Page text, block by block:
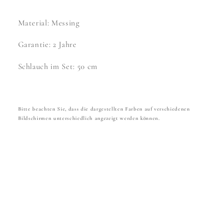
Material: Messing
Garantie: 2 Jahre
Schlauch im Set: 50 cm
Bitte beachten Sie, dass die dargestellten Farben auf verschiedenen
Bildschirmen unterschiedlich angezeigt werden können.